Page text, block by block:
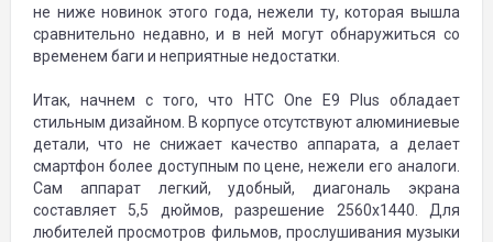
не ниже новинок этого года, нежели ту, которая вышла
сравнительно недавно, и в ней могут обнаружиться со
временем баги и неприятные недостатки.
Итак, начнем с того, что HTC One E9 Plus обладает
стильным дизайном. В корпусе отсутствуют алюминиевые
детали, что не снижает качество аппарата, а делает
смартфон более доступным по цене, нежели его аналоги.
Сам аппарат легкий, удобный, диагональ экрана
составляет 5,5 дюймов, разрешение 2560x1440. Для
любителей просмотров фильмов, прослушивания музыки